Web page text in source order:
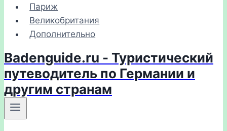
Париж
Великобритания
Дополнительно
Badenguide.ru - Туристический
путеводитель по Германии и
другим странам